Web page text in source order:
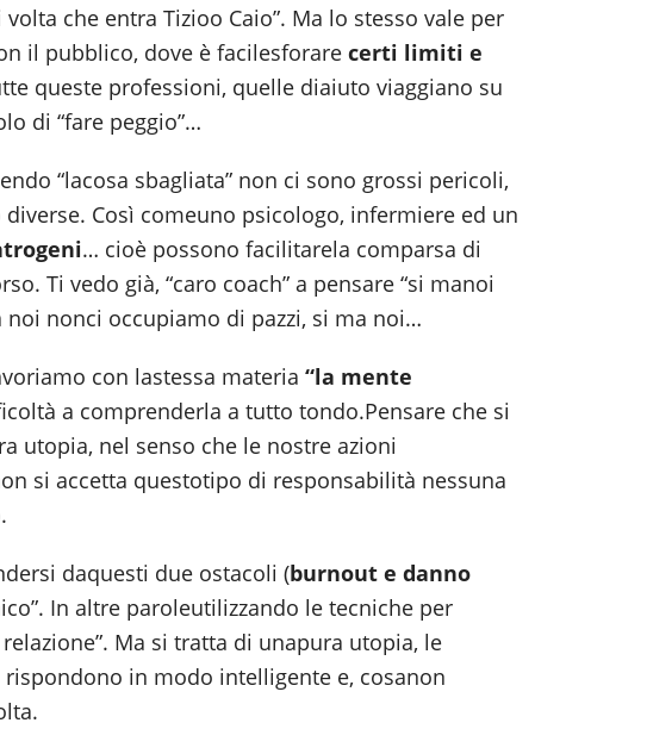
che entra Tizioo Caio”. Ma lo stesso vale per
il pubblico, dove è facilesforare certi limiti e
queste professioni, quelle diaiuto viaggiano su
di “fare peggio”…
“lacosa sbagliata” non ci sono grossi pericoli,
Così comeuno psicologo, infermiere ed un
… cioè possono facilitarela comparsa di
Ti vedo già, “caro coach” a pensare “si manoi
nonci occupiamo di pazzi, si ma noi…
con lastessa materia “la mente
a comprenderla a tutto tondo.Pensare che si
utopia, nel senso che le nostre azioni
si accetta questotipo di responsabilità nessuna
daquesti due ostacoli (burnout e danno
In altre paroleutilizzando le tecniche per
Ma si tratta di unapura utopia, le
in modo intelligente e, cosanon